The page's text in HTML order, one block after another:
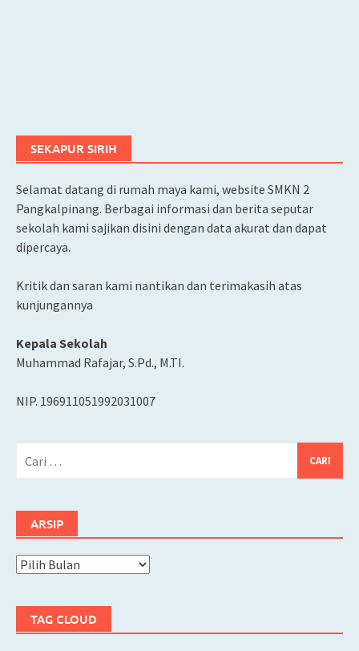
SEKAPUR SIRIH
Selamat datang di rumah maya kami, website SMKN 2
Pangkalpinang. Berbagai informasi dan berita seputar
sekolah kami sajikan disini dengan data akurat dan dapat
dipercaya.
Kritik dan saran kami nantikan dan terimakasih atas
kunjungannya
Kepala Sekolah
Muhammad Rafajar, S.Pd., M.TI.
NIP. 196911051992031007
ARSIP
Arsip
TAG CLOUD